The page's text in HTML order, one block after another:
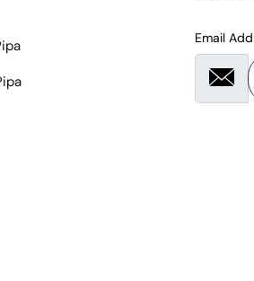
Email